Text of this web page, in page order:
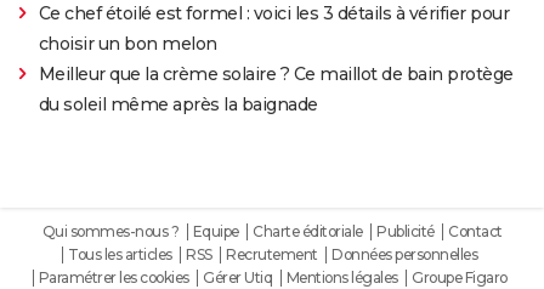
Ce chef étoilé est formel : voici les 3 détails à vérifier pour
choisir un bon melon
Meilleur que la crème solaire ? Ce maillot de bain protège
du soleil même après la baignade
Qui sommes-nous ? Equipe Charte éditoriale Publicité
Contact
Tous les articles
RSS Recrutement
Données personnelles
Paramétrer les cookies
Gérer Utiq Mentions légales
Groupe Figaro